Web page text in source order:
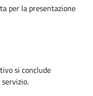
per la presentazione
si conclude